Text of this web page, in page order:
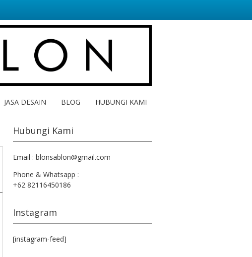
JASA DESAIN BLOG HUBUNGI KAMI
Hubungi Kami
Email : blonsablon@gmail.com
Phone & Whatsapp :
+62 82116450186
Instagram
[instagram-feed]